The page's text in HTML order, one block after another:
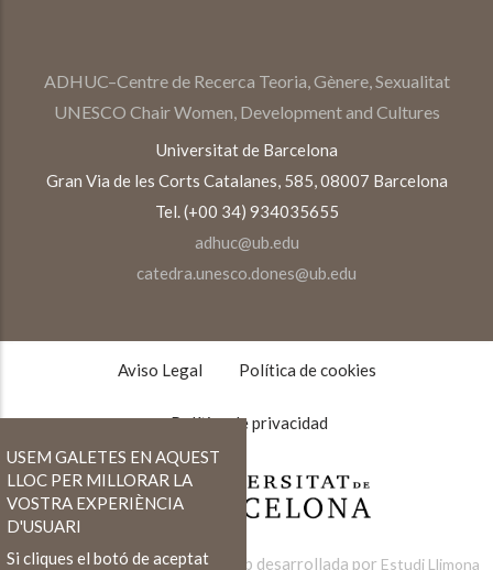
ADHUC–Centre de Recerca Teoria, Gènere, Sexualitat
UNESCO Chair Women, Development and Cultures
Universitat de Barcelona
Gran Via de les Corts Catalanes, 585, 08007 Barcelona
Tel. (+00 34) 934035655
adhuc@ub.edu
catedra.unesco.dones@ub.edu
TEXTOS
Aviso Legal Política de cookies
Política de privacidad
Web desarrollada por Estudi Llimona
USEM GALETES EN AQUEST
LLOC PER MILLORAR LA
VOSTRA EXPERIÈNCIA
D'USUARI
Si cliques el botó de aceptat